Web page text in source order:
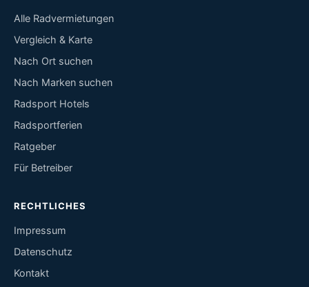
Alle Radvermietungen
Vergleich & Karte
Nach Ort suchen
Nach Marken suchen
Radsport Hotels
Radsportferien
Ratgeber
Für Betreiber
RECHTLICHES
Impressum
Datenschutz
Kontakt